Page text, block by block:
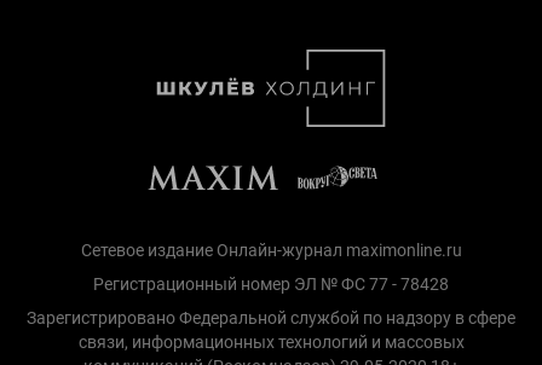
Сетевое издание Онлайн-журнал maximonline.ru
Регистрационный номер ЭЛ № ФС 77 - 78428
Зарегистрировано Федеральной службой по надзору в сфере
связи, информационных технологий и массовых